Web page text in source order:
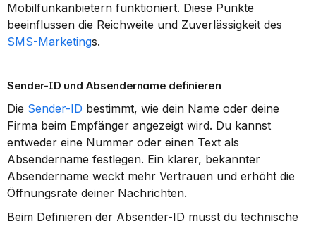
Mobilfunkanbietern funktioniert. Diese Punkte
SMS-Marketings.
Sender-ID und Absendername definieren
Die Sender-ID bestimmt, wie dein Name oder deine
Firma beim Empfänger angezeigt wird. Du kannst
entweder eine Nummer oder einen Text als
Absendername festlegen. Ein klarer, bekannter
Absendername weckt mehr Vertrauen und erhöht die
Öffnungsrate deiner Nachrichten.
Beim Definieren der Absender-ID musst du technische